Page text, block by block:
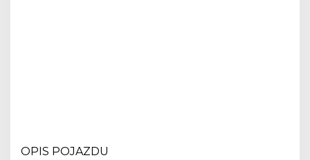
OPIS POJAZDU